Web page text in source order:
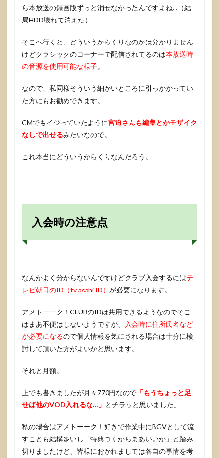
ら本放送の録画版ずっと消せなかったんですよね…（結
局HDD壊れて消えた）
そこへ行くと、どういうからくりなのかは分かりません
けどクラシックのコーナーで配信されてるのは本放送時
の音源を使用可能な様子。
なので、私同様そういう細かいところに引っかかってい
た方にもお勧めできます。
CMでもイジっていたように宮迫さんも編集とかモザイク
なしで出せるみたいなので。
これ本当にどういうからくりなんだろう。
入会時の注意点
なんかよく分からないんですけどクラブ入会するにはテ
レビ朝日のID（tv asahi ID） が必要になります。
アメトーーク！CLUBのIDは共用できるようなのでそこ
はまあ不便はしないようですが、
入会時に住所氏名など
が必要になるので個人情報を気にされる場合は十分に検
討して頂いた方がよいかと思います。
それと月額。
上でも書きましたが月々770円なので 「もうちょっと足
せば他のVOD入れるな…」 とチラッと思いました。
私の場合はアメトーーク！好きで作業中にBGVとして流
すことも結構多いし「特典つくからまあいいか」と踏み
切りましたけど、皆様におかれましては各自の事情を考